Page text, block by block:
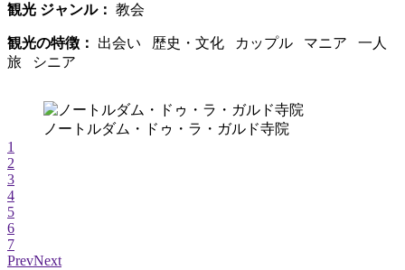
観光 ジャンル： 教会
観光の特徴：
出会い 歴史・文化 カップル マニア 一人
旅 シニア
ノートルダム・ドゥ・ラ・ガルド寺院
1
2
3
4
5
6
7
PrevNext